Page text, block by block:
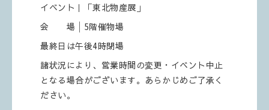
イベント｜「東北物産展」
会 場│5階催物場
最終日は午後4時閉場
諸状況により、営業時間の変更・イベント中止
となる場合がございます。あらかじめご了承く
ださい。